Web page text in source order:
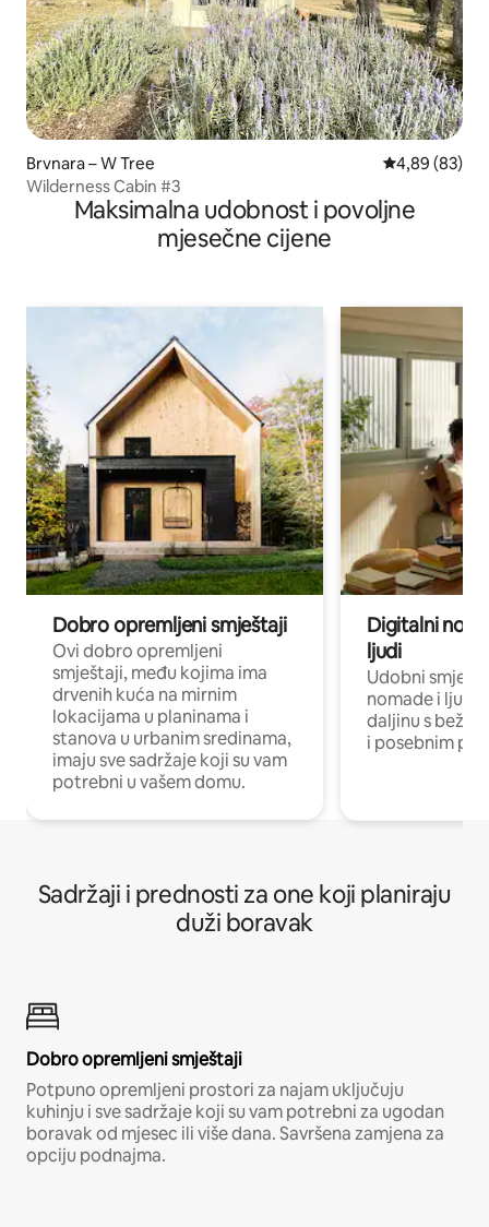
Brvnara – W Tree Prosječna
4,89 (83)
Wilderness Cabin #3
Maksimalna udobnost i povoljne
mjesečne cijene
Dobro opremljeni smještaji
Ovi dobro opremljeni
smještaji, među kojima ima
drvenih kuća na mirnim
lokacijama u planinama i
stanova u urbanim sredinama,
imaju sve sadržaje koji su vam
potrebni u vašem domu.
Digitalni
ljudi
Udobni
nomade i ljude
daljinu s
i posebnim
Sadržaji i prednosti za one koji planiraju
duži boravak
Dobro opremljeni smještaji
Potpuno opremljeni prostori za najam uključuju
kuhinju i sve sadržaje koji su vam potrebni za ugodan
boravak od mjesec ili više dana. Savršena zamjena za
opciju podnajma.